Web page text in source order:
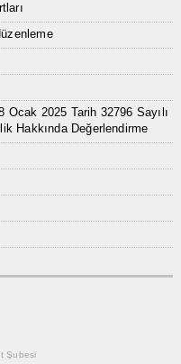
Ocak 2025 Tarih 32796 Sayılı
Hakkında Değerlendirme
Şubesi